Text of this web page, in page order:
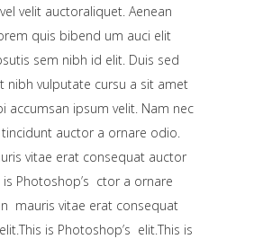
velit auctoraliquet. Aenean
quis bibend um auci elit
sem nibh id elit. Duis sed
nibh vulputate cursu a sit amet
accumsan ipsum velit. Nam nec
auctor a ornare odio.
vitae erat consequat auctor
is Photoshop’s ctor a ornare
mauris vitae erat consequat
is Photoshop’s elit.This is